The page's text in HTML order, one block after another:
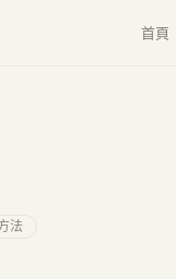
首頁
法